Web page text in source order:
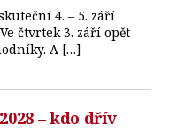
4. – 5. září
čtvrtek 3. září opět
A […]
– kdo dřív